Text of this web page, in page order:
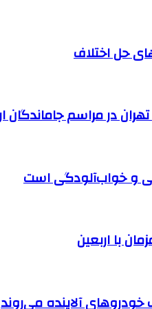
حل اختلاف
و خواب‌آلودگی است
خودروهای آلاینده می‌روند